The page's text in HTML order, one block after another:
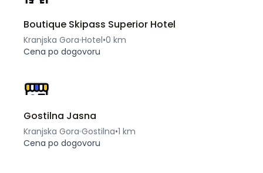
Boutique Skipass Superior Hotel
Kranjska Gora Hotel•0 km
Cena po dogovoru
Gostilna Jasna
Kranjska Gora Gostilna•1 km
Cena po dogovoru